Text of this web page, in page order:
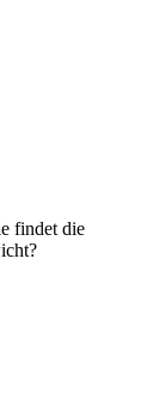
findet die